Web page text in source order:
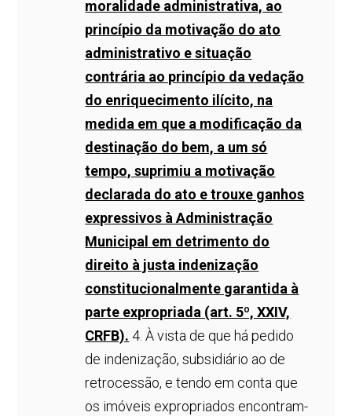
moralidade administrativa, ao
princípio da motivação do ato
administrativo e situação
contrária ao princípio da vedação
do enriquecimento ilícito, na
medida em que a modificação da
destinação do bem, a um só
tempo, suprimiu a motivação
declarada do ato e trouxe ganhos
expressivos à Administração
Municipal em detrimento do
direito à justa indenização
constitucionalmente garantida à
parte expropriada (art. 5º, XXIV,
CRFB). 4. À vista de que há pedido
de indenização, subsidiário ao de
retrocessão, e tendo em conta que
os imóveis expropriados encontram-